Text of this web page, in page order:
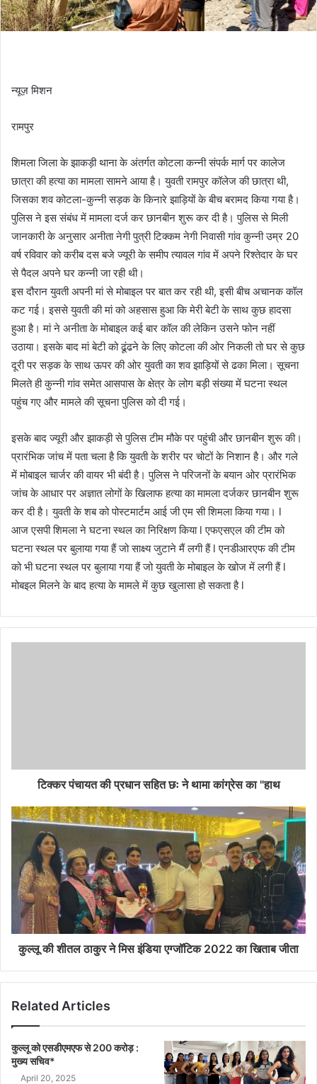
न्यूज़ मिशन
रामपुर
शिमला जिला के झाकड़ी थाना के अंतर्गत कोटला कन्नी संपर्क मार्ग पर कालेज
छात्रा की हत्या का मामला सामने आया है। युवती रामपुर कॉलेज की छात्रा थी,
जिसका शव कोटला-कुन्नी सड़क के किनारे झाड़ियों के बीच बरामद किया गया है।
पुलिस ने इस संबंध में मामला दर्ज कर छानबीन शुरू कर दी है। पुलिस से मिली
जानकारी के अनुसार अनीता नेगी पुत्री टिक्कम नेगी निवासी गांव कुन्नी उम्र 20
वर्ष रविवार को करीब दस बजे ज्यूरी के समीप त्यावल गांव में अपने रिश्तेदार के घर
से पैदल अपने घर कन्नी जा रही थी।
इस दौरान युवती अपनी मां से मोबाइल पर बात कर रही थी, इसी बीच अचानक कॉल
कट गई। इससे युवती की मां को अहसास हुआ कि मेरी बेटी के साथ कुछ हादसा
हुआ है। मां ने अनीता के मोबाइल कई बार कॉल की लेकिन उसने फोन नहीं
उठाया। इसके बाद मां बेटी को ढूंढने के लिए कोटला की ओर निकली तो घर से कुछ
दूरी पर सड़क के साथ ऊपर की ओर युवती का शव झाड़ियों से ढका मिला। सूचना
मिलते ही कुन्नी गांव समेत आसपास के क्षेत्र के लोग बड़ी संख्या में घटना स्थल
पहुंच गए और मामले की सूचना पुलिस को दी गई।
इसके बाद ज्यूरी और झाकड़ी से पुलिस टीम मौके पर पहुंची और छानबीन शुरू की।
प्रारंभिक जांच में पता चला है कि युवती के शरीर पर चोटों के निशान है। और गले
में मोबाइल चार्जर की वायर भी बंदी है। पुलिस ने परिजनों के बयान ओर प्रारंभिक
जांच के आधार पर अज्ञात लोगों के खिलाफ हत्या का मामला दर्जकर छानबीन शुरू
कर दी है। युवती के शब को पोस्टमार्टम आई जी एम सी शिमला किया गया। l
आज एसपी शिमला ने घटना स्थल का निरिक्षण किया l एफएसएल की टीम को
घटना स्थल पर बुलाया गया हैं जो साक्ष्य जुटाने मैं लगी हैं l एनडीआरएफ की टीम
को भी घटना स्थल पर बुलाया गया हैं जो युवती के मोबाइल के खोज में लगी हैं l
मोबइल मिलने के बाद हत्या के मामले में कुछ खुलासा हो सकता है l
टिक्कर पंचायत की प्रधान सहित छः ने थामा कांग्रेस का "हाथ
कुल्लू की शीतल ठाकुर ने मिस इंडिया एग्जॉटिक 2022 का खिताब जीता
Related Articles
कुल्लू को एसडीएमएफ से 200 करोड़ :
मुख्य सचिव*
April 20, 2025